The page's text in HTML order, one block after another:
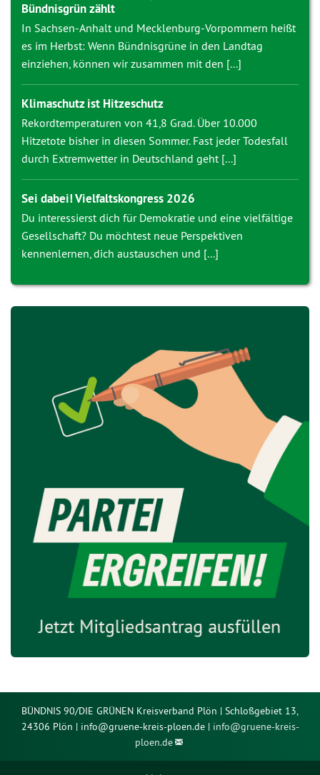
Bündnisgrün zählt
In Sachsen-Anhalt und Mecklenburg-Vorpommern heißt
es im Herbst: Wenn Bündnisgrüne in den Landtag
einziehen, können wir zusammen mit den [...]
Klimaschutz ist Hitzeschutz
Rekordtemperaturen von 41,8 Grad. Über 10.000
Hitzetote bisher in diesen Sommer. Fast jeder Todesfall
durch Extremwetter in Deutschland geht [...]
Sei dabei! Vielfaltskongress 2026
Du interessierst dich für Demokratie und eine vielfältige
Gesellschaft? Du möchtest neue Perspektiven
kennenlernen, dich austauschen und [...]
BÜNDNIS 90/DIE GRÜNEN Kreisverband Plön | Schloßgebiet 13,
24306 Plön | info@gruene-kreis-ploen.de | info@gruene-kreis-
ploen.de